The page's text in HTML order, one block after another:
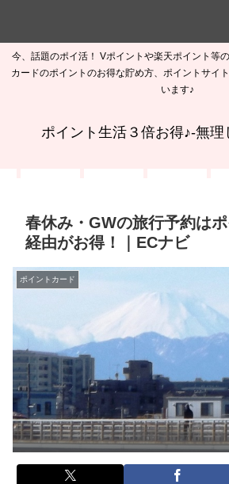
今、話題のポイ活！ Vポイントや楽天ポイント等
カードのポイントのお得な貯め方、ポイントサイ
います♪
ポイント生活３倍お得♪-無理
春休み・GWの旅行予約は
経由がお得！｜ECナビ
ポイントカード